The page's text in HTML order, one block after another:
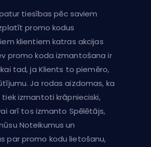
patur tiesības pēc saviem
promo kodus
klientiem katras akcijas
promo koda izmantošana ir
tad, ja Klients to piemēro,
Ja rodas aizdomas, ka
izmantoti krāpnieciski,
arī tos izmanto Spēlētājs,
Noteikumus un
par promo kodu lietošanu,